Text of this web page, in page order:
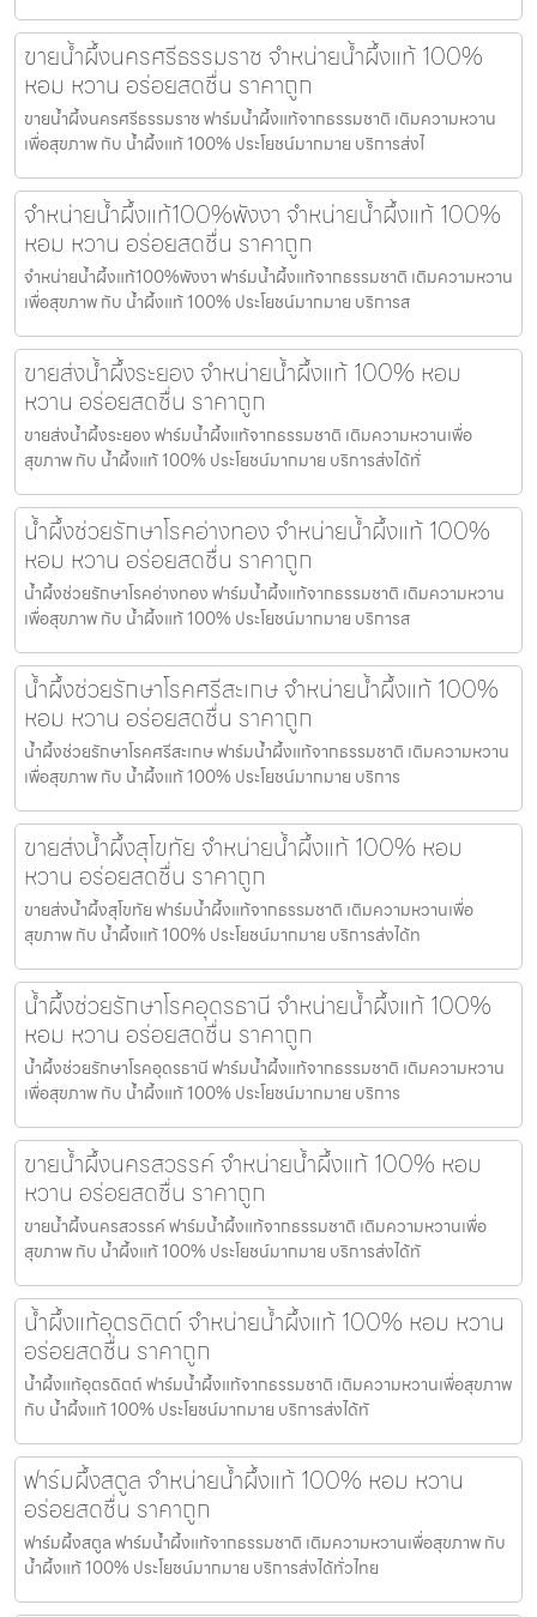
ขายน้ำผึ้งนครศรีธรรมราช จำหน่ายน้ำผึ้งแท้ 100%
หอม หวาน อร่อยสดชื่น ราคาถูก
ขายน้ำผึ้งนครศรีธรรมราช ฟาร์มน้ำผึ้งแท้จากธรรมชาติ เติมความหวาน
เพื่อสุขภาพ กับ น้ำผึ้งแท้ 100% ประโยชน์มากมาย บริการส่งไ
จำหน่ายน้ำผึ้งแท้100%พังงา จำหน่ายน้ำผึ้งแท้ 100%
หอม หวาน อร่อยสดชื่น ราคาถูก
จำหน่ายน้ำผึ้งแท้100%พังงา ฟาร์มน้ำผึ้งแท้จากธรรมชาติ เติมความหวาน
เพื่อสุขภาพ กับ น้ำผึ้งแท้ 100% ประโยชน์มากมาย บริการส
ขายส่งน้ำผึ้งระยอง จำหน่ายน้ำผึ้งแท้ 100% หอม
หวาน อร่อยสดชื่น ราคาถูก
ขายส่งน้ำผึ้งระยอง ฟาร์มน้ำผึ้งแท้จากธรรมชาติ เติมความหวานเพื่อ
สุขภาพ กับ น้ำผึ้งแท้ 100% ประโยชน์มากมาย บริการส่งได้ทั่
น้ำผึ้งช่วยรักษาโรคอ่างทอง จำหน่ายน้ำผึ้งแท้ 100%
หอม หวาน อร่อยสดชื่น ราคาถูก
น้ำผึ้งช่วยรักษาโรคอ่างทอง ฟาร์มน้ำผึ้งแท้จากธรรมชาติ เติมความหวาน
เพื่อสุขภาพ กับ น้ำผึ้งแท้ 100% ประโยชน์มากมาย บริการส
น้ำผึ้งช่วยรักษาโรคศรีสะเกษ จำหน่ายน้ำผึ้งแท้ 100%
หอม หวาน อร่อยสดชื่น ราคาถูก
น้ำผึ้งช่วยรักษาโรคศรีสะเกษ ฟาร์มน้ำผึ้งแท้จากธรรมชาติ เติมความหวาน
เพื่อสุขภาพ กับ น้ำผึ้งแท้ 100% ประโยชน์มากมาย บริการ
ขายส่งน้ำผึ้งสุโขทัย จำหน่ายน้ำผึ้งแท้ 100% หอม
หวาน อร่อยสดชื่น ราคาถูก
ขายส่งน้ำผึ้งสุโขทัย ฟาร์มน้ำผึ้งแท้จากธรรมชาติ เติมความหวานเพื่อ
สุขภาพ กับ น้ำผึ้งแท้ 100% ประโยชน์มากมาย บริการส่งได้ท
น้ำผึ้งช่วยรักษาโรคอุดรธานี จำหน่ายน้ำผึ้งแท้ 100%
หอม หวาน อร่อยสดชื่น ราคาถูก
น้ำผึ้งช่วยรักษาโรคอุดรธานี ฟาร์มน้ำผึ้งแท้จากธรรมชาติ เติมความหวาน
เพื่อสุขภาพ กับ น้ำผึ้งแท้ 100% ประโยชน์มากมาย บริการ
ขายน้ำผึ้งนครสวรรค์ จำหน่ายน้ำผึ้งแท้ 100% หอม
หวาน อร่อยสดชื่น ราคาถูก
ขายน้ำผึ้งนครสวรรค์ ฟาร์มน้ำผึ้งแท้จากธรรมชาติ เติมความหวานเพื่อ
สุขภาพ กับ น้ำผึ้งแท้ 100% ประโยชน์มากมาย บริการส่งได้ทั
น้ำผึ้งแท้อุตรดิตถ์ จำหน่ายน้ำผึ้งแท้ 100% หอม หวาน
อร่อยสดชื่น ราคาถูก
น้ำผึ้งแท้อุตรดิตถ์ ฟาร์มน้ำผึ้งแท้จากธรรมชาติ เติมความหวานเพื่อสุขภาพ
กับ น้ำผึ้งแท้ 100% ประโยชน์มากมาย บริการส่งได้ทั
ฟาร์มผึ้งสตูล จำหน่ายน้ำผึ้งแท้ 100% หอม หวาน
อร่อยสดชื่น ราคาถูก
ฟาร์มผึ้งสตูล ฟาร์มน้ำผึ้งแท้จากธรรมชาติ เติมความหวานเพื่อสุขภาพ กับ
น้ำผึ้งแท้ 100% ประโยชน์มากมาย บริการส่งได้ทั่วไทย